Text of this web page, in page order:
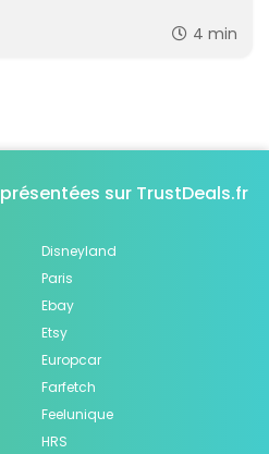
4 min
sur TrustDeals.fr
Disneyland
Paris
Ebay
Etsy
Europcar
Farfetch
Feelunique
HRS